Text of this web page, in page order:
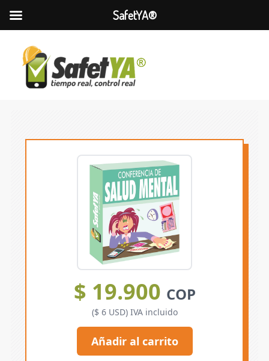
$ 19.900 COP
($ 6 USD) IVA incluido
Añadir al carrito
SafetYA®